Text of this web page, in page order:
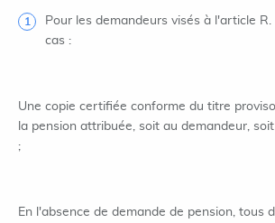
Pour les demandeurs visés à l'article R.
cas :
Une copie certifiée conforme du titre
la pension attribuée, soit au demandeur,
;
En l'absence de demande de pension, tous